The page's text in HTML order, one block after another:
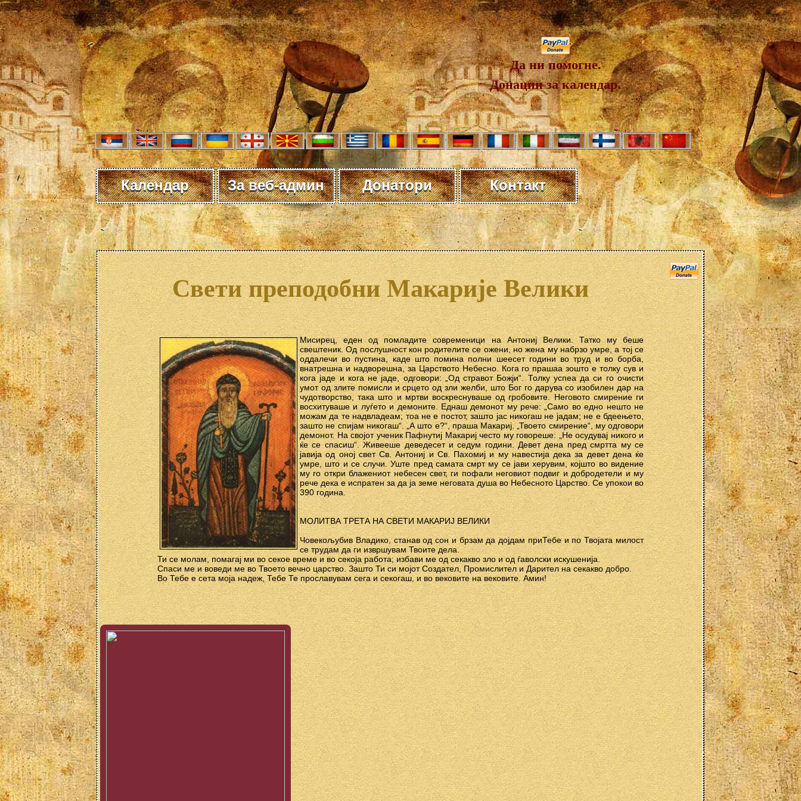
Да ни помогне.
Донации за календар.
Календар За веб-админ Донатори Контакт
Свети преподобни Макарије Велики
Мисирец, еден од помладите современици на Антониј Велики. Татко му беше
свештеник. Од послушност кон родителите се ожени, но жена му набрзо умре, а тој се
оддалечи во пустина, каде што помина полни шеесет години во труд и во борба,
внатрешна и надворешна, за Царството Небесно. Кога го прашаа зошто е толку сув и
кога јаде и кога не јаде, одговори: „Од стравот Божји“. Толку успеа да си го очисти
умот од злите помисли и срцето од зли желби, што Бог го дарува со изобилен дар на
чудотворство, така што и мртви воскреснуваше од гробовите. Неговото смирение ги
восхитуваше и луѓето и демоните. Еднаш демонот му рече: „Само во едно нешто не
можам да те надвладеам; тоа не е постот, зашто јас никогаш не јадам; не е бдеењето,
зашто не спијам никогаш“. „А што е?“, праша Макариј. „Твоето смирение“, му одговори
демонот. На својот ученик Пафнутиј Макариј често му говореше: „Не осудувај никого и
ќе се спасиш“. Живееше деведесет и седум години. Девет дена пред смртта му се
јавија од оној свет Св. Антониј и Св. Пахомиј и му навестија дека за девет дена ќе
умре, што и се случи. Уште пред самата смрт му се јави херувим, којшто во видение
му го откри блажениот небесен свет, ги пофали неговиот подвиг и добродетели и му
рече дека е испратен за да ја земе неговата душа во Небесното Царство. Се упокои во
390 година.
МОЛИТВА ТРЕТА НА СВЕТИ МАКАРИЈ ВЕЛИКИ
Човекољубив Владико, станав од сон и брзам да дојдам приТебе и по Твојата милост
се трудам да ги извршувам Твоите дела.
Ти се молам, помагај ми во секое време и во секоја работа; избави ме од секакво зло и од ѓаволски искушенија.
Спаси ме и воведи ме во Твоето вечно царство. Зашто Ти си мојот Создател, Промислител и Дарител на секакво добро.
Во Тебе е сета моја надеж, Тебе Те прославувам сега и секогаш, и во вековите на вековите. Амин!